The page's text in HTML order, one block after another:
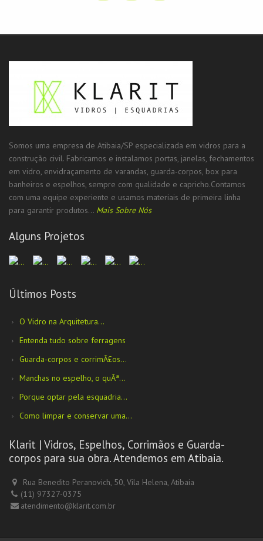
Somos uma empresa de Atibaia/SP especializada em vidros para a
construção civil. Fabricamos e instalamos portas, janelas, fechamentos
em vidro, envidraçamento de varandas, guarda-corpos, box para
banheiros e espelhos, sempre com qualidade e capricho.Contamos
com uma equipe experiente e usamos materiais de primeira linha
para garantir produtos... Mais Sobre Nós
Alguns Projetos
Últimos Posts
O Vidro na Arquitetura...
Entenda tudo sobre ferragens
Guarda-corpos e corrimÃ£os...
Manchas no espelho, o quÃª...
Porque optar pela esquadria...
Como limpar e conservar uma...
Klarit | Vidros, Espelhos, Corrimãos e Guarda-
corpos para sua obra. Atendemos em Atibaia.
Rua Benedito Peranovich, 50, Vila Helena, Atibaia
(11) 97327-0375
atendimento@klarit.com.br